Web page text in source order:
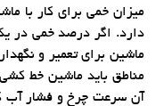
میزان خمی برای کار با
دارد. اگر درصد خمی در یک
ماشین برای تعمیر و
مناطق باید ماشین خط
آن سرعت چرخ و فشار آب